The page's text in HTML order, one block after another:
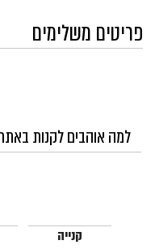
פריטים משלימים
למה אוהבים לקנות
קנייה